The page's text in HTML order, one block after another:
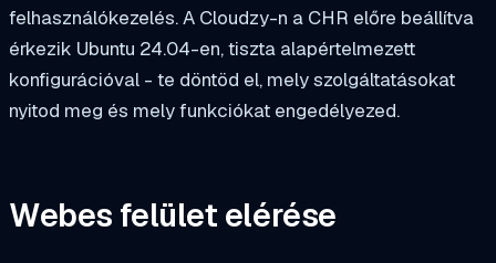
felhasználókezelés. A Cloudzy-n a CHR előre beállítva
érkezik Ubuntu 24.04-en, tiszta alapértelmezett
konfigurációval - te döntöd el, mely szolgáltatásokat
nyitod meg és mely funkciókat engedélyezed.
Webes felület elérése